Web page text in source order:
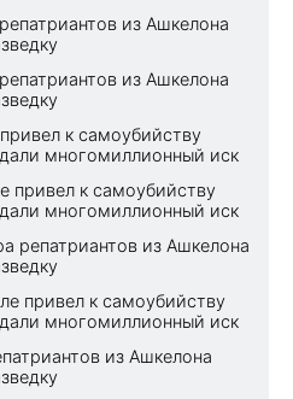
из Ашкелона
из Ашкелона
к самоубийству
многомиллионный иск
привел к самоубийству
многомиллионный иск
репатриантов из Ашкелона
привел к самоубийству
многомиллионный иск
из Ашкелона